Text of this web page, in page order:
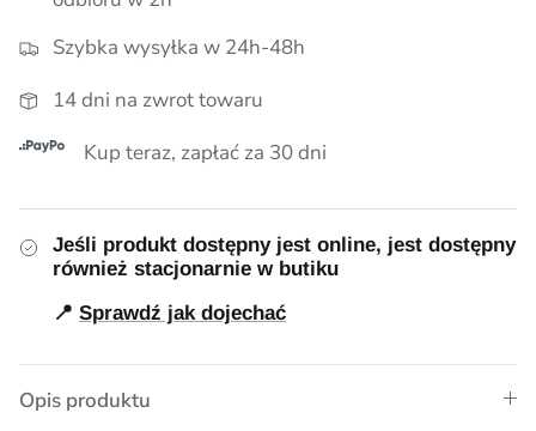
Pielęgnacja
Ubrania dla chłopców
Myszki i Akcesoria Maileg
Szybka wysyłka w 24h-48h
14 dni na zwrot towaru
Kup teraz, zapłać za 30 dni
Jeśli produkt dostępny jest online, jest dostępny
również stacjonarnie w butiku
📍 Sprawdź jak dojechać
Opis produktu